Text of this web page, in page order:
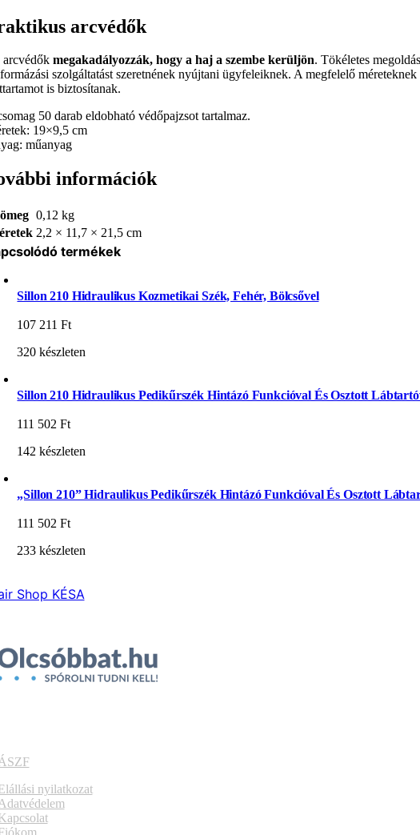
arcvédők
arcvédőkmegakadályozzák, hogy a haj a szembe kerüljön. Tökéletes
szolgáltatást szeretnének nyújtani ügyfeleiknek. A megfelelő
is biztosítanak.
50 darab eldobható védőpajzsot tartalmaz.
19×9,5 cm
műanyag
információk
0,12 kg
2,2 × 11,7 × 21,5 cm
termékek
Sillon 210 Hidraulikus Kozmetikai Szék, Fehér, Bölcsővel
107 211Ft
320 készleten
Sillon 210 Hidraulikus Pedikűrszék Hintázó Funkcióval És Osztott
111 502Ft
142 készleten
„Sillon 210” Hidraulikus Pedikűrszék Hintázó Funkcióval És Osztott
111 502Ft
233 készleten
Shop KÉSA
nyilatkozat